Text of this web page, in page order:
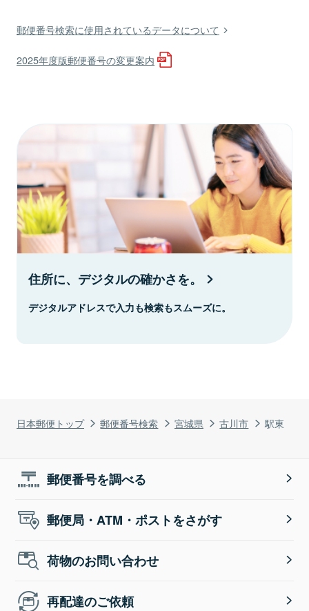
日本郵便トップ 郵便番号検索 宮城県 古川市 駅東
郵便番号検索に使用されているデータについて
2025年度版郵便番号の変更案内
住所に、デジタルの確かさを。
デジタルアドレスで入力も検索もスムーズに。
郵便番号を調べる
郵便局・ATM・ポストをさがす
荷物のお問い合わせ
再配達のご依頼